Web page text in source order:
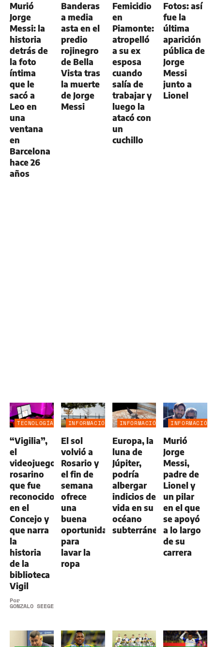
Murió
Jorge
Messi: la
historia
detrás de
la foto
íntima
que le
sacó a
Leo en
una
ventana
en
Barcelona
hace 26
años
Banderas
a media
asta en el
predio
rojinegro
de Bella
Vista tras
la muerte
de Jorge
Messi
Femicidio
en
Piamonte:
atropelló
a su ex
esposa
cuando
salía de
trabajar y
luego la
atacó con
un
cuchillo
Fotos: así
fue la
última
aparición
pública de
Jorge
Messi
junto a
Lionel
TECNOLOGÍA
“Vigilia”,
el
videojuego
rosarino
que fue
reconocido
en el
Concejo y
que narra
la
historia
de la
biblioteca
Vigil
Por
GONZALO SEEGER
INFORMACIÓN
El sol
volvió a
Rosario y
el fin de
semana
ofrece
una
buena
oportunidad
para
lavar la
ropa
INFORMACIÓN
Europa, la
luna de
Júpiter,
podría
albergar
indicios de
vida en su
océano
subterráneo
INFORMACIÓN
Murió
Jorge
Messi,
padre de
Lionel y
un pilar
en el que
se apoyó
a lo largo
de su
carrera